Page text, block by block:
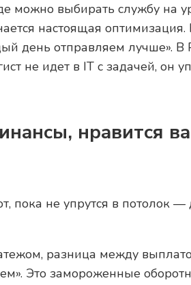
можно выбирать службу на
настоящая
день отправляем лучше». В
не идет в IT с задачей, он
нравится
пока не упрутся в потолок —
разница между
Это замороженные